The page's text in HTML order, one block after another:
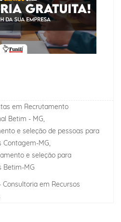
em Recrutamento
Betim - MG,
e seleção de pessoas para
Contagem-MG,
e seleção para
Betim-MG
Consultoria em Recursos